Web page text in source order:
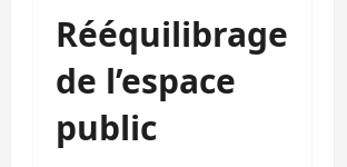
Rééquilibrage
de l’espace
public